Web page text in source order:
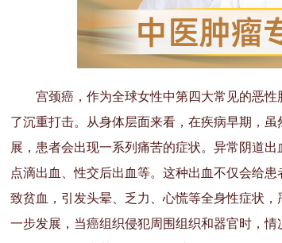
宫颈癌，作为全球女性中第四大常见的恶
了沉重打击。从身体层面来看，在疾病早期，
展，患者会出现一系列痛苦的症状。异常阴道
点滴出血、性交后出血等。这种出血不仅会给
致贫血，引发头晕、乏力、心慌等全身性症状
一步发展，当癌组织侵犯周围组织和器官时，